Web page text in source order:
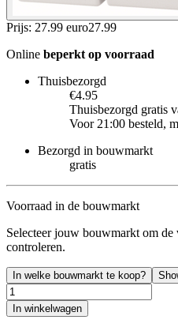
Prijs: 27.99 euro27.99
Online beperkt op voorraad
Thuisbezorgd
€4.95
Thuisbezorgd gratis
Voor 21:00 besteld,
Bezorgd in bouwmarkt
gratis
Voorraad in de bouwmarkt
Selecteer jouw bouwmarkt om
controleren.
In welke bouwmarkt te koop?
In winkelwagen